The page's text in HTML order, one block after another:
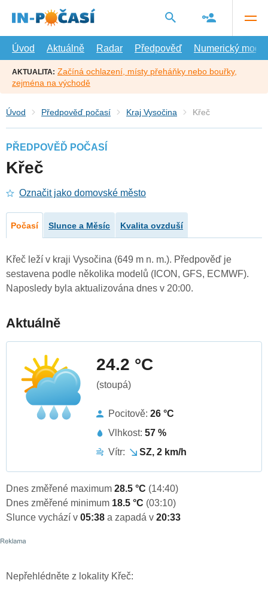
hlavní
Úvod
Aktuálně Radar Předpověď Numerický model
AKTUALITA: Začíná ochlazení, místy přeháňky nebo bouřky,
zejména na východě
Úvod Předpověď počasí Kraj Vysočina Křeč
PŘEDPOVĚĎ POČASÍ
Křeč
Označit jako domovské město
Počasí Slunce a Měsíc Kvalita ovzduší
Křeč leží v kraji Vysočina (649 m n. m.). Předpověď je
sestavena podle několika modelů (ICON, GFS, ECMWF).
Naposledy byla aktualizována dnes v 20:00.
Aktuálně
24.2 °C
(stoupá)
Pocitově: 26 °C
Vlhkost: 57 %
Vítr:
SZ, 2 km/h
Dnes změřené maximum 28.5 °C (14:40)
Dnes změřené minimum 18.5 °C (03:10)
Slunce vychází v 05:38 a zapadá v 20:33
Nepřehlédněte z lokality Křeč: